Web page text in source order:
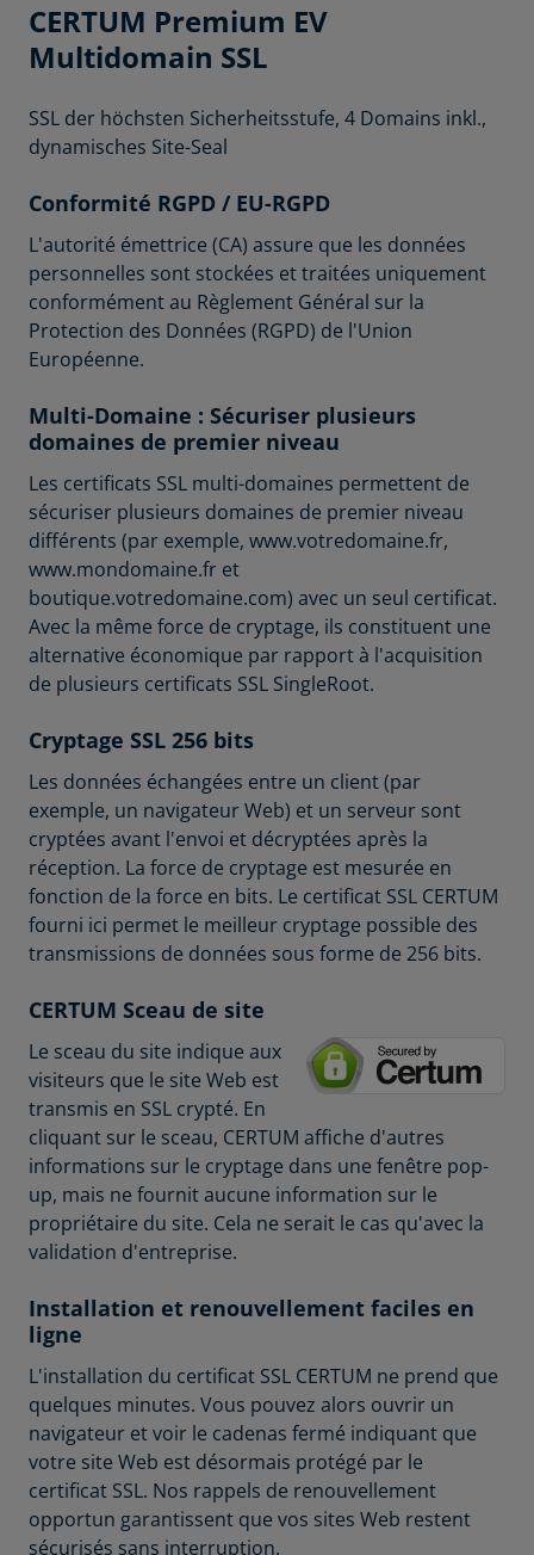
CERTUM Premium EV
Multidomain SSL
SSL der höchsten Sicherheitsstufe, 4 Domains inkl.,
dynamisches Site-Seal
Conformité RGPD / EU-RGPD
L'autorité émettrice (CA) assure que les données
personnelles sont stockées et traitées uniquement
conformément au Règlement Général sur la
Protection des Données (RGPD) de l'Union
Européenne.
Multi-Domaine : Sécuriser plusieurs
domaines de premier niveau
Les certificats SSL multi-domaines permettent de
sécuriser plusieurs domaines de premier niveau
différents (par exemple, www.votredomaine.fr,
www.mondomaine.fr et
boutique.votredomaine.com) avec un seul certificat.
Avec la même force de cryptage, ils constituent une
alternative économique par rapport à l'acquisition
de plusieurs certificats SSL SingleRoot.
Cryptage SSL 256 bits
Les données échangées entre un client (par
exemple, un navigateur Web) et un serveur sont
cryptées avant l'envoi et décryptées après la
réception. La force de cryptage est mesurée en
fonction de la force en bits. Le certificat SSL CERTUM
fourni ici permet le meilleur cryptage possible des
transmissions de données sous forme de 256 bits.
CERTUM Sceau de site
Le sceau du site indique aux
visiteurs que le site Web est
transmis en SSL crypté. En
cliquant sur le sceau, CERTUM affiche d'autres
informations sur le cryptage dans une fenêtre pop-
up, mais ne fournit aucune information sur le
propriétaire du site. Cela ne serait le cas qu'avec la
validation d'entreprise.
Installation et renouvellement faciles en
ligne
L'installation du certificat SSL CERTUM ne prend que
quelques minutes. Vous pouvez alors ouvrir un
navigateur et voir le cadenas fermé indiquant que
votre site Web est désormais protégé par le
certificat SSL. Nos rappels de renouvellement
opportun garantissent que vos sites Web restent
sécurisés sans interruption.